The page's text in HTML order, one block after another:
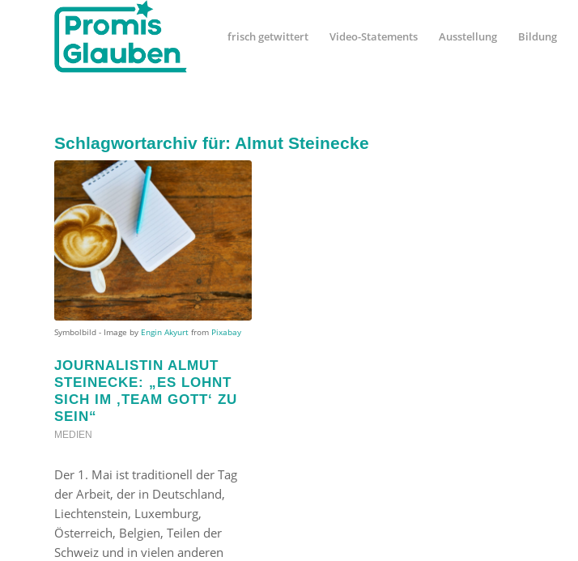
frisch getwittert Video-Statements Ausstellung Bildung
Schlagwortarchiv für: Almut Steinecke
Symbolbild - Image by Engin Akyurt from Pixabay
JOURNALISTIN ALMUT
STEINECKE: „ES LOHNT
SICH IM ‚TEAM GOTT‘ ZU
SEIN“
MEDIEN
Der 1. Mai ist traditionell der Tag
der Arbeit, der in Deutschland,
Liechtenstein, Luxemburg,
Österreich, Belgien, Teilen der
Schweiz und in vielen anderen